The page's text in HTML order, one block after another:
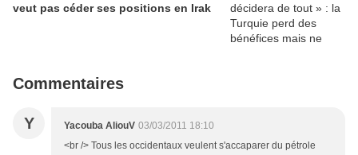
veut pas céder ses positions en Irak
Commentaires
Y Yacouba AliouV 03/03/2011 18:10
<br /> Tous les occidentaux veulent s'accaparer du pétrole